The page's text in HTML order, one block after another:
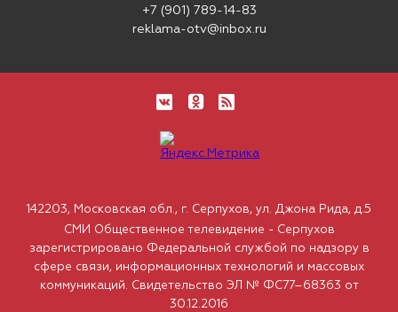
+7 (901) 789-14-83
reklama-otv@inbox.ru
142203, Московская обл., г. Серпухов, ул. Джона Рида, д.5
СМИ Общественное телевидение - Серпухов
зарегистрировано Федеральной службой по надзору в
сфере связи, информационных технологий и массовых
коммуникаций. Свидетельство ЭЛ № ФС77–68363 от
30.12.2016